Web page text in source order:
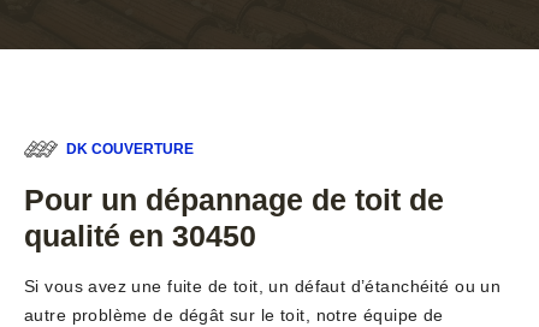
DK COUVERTURE
Pour un dépannage de toit de
qualité en 30450
Si vous avez une fuite de toit, un défaut d’étanchéité ou un
autre problème de dégât sur le toit, notre équipe de